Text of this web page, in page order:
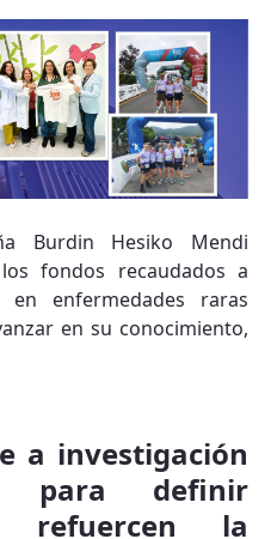
Burdin Hesiko Mendi
fondos recaudados a
en enfermedades raras
en su conocimiento,
a investigación
para definir
refuercen la